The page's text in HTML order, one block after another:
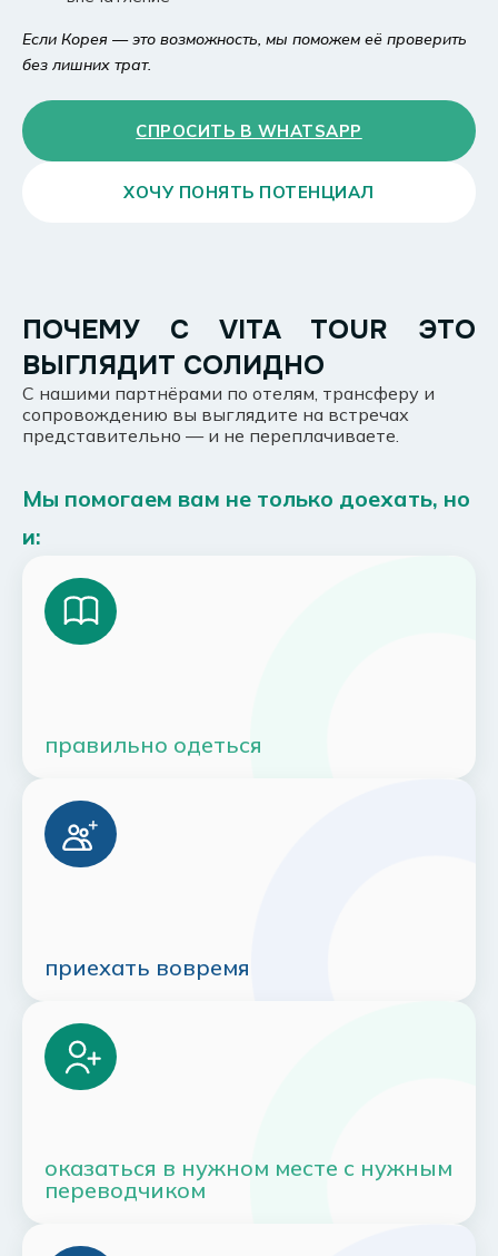
Если Корея — это возможность, мы поможем её проверить
без лишних трат.
СПРОСИТЬ В WHATSAPP
ХОЧУ ПОНЯТЬ ПОТЕНЦИАЛ
ПОЧЕМУ С VITA TOUR ЭТО
ВЫГЛЯДИТ СОЛИДНО
С нашими партнёрами по отелям, трансферу и
сопровождению вы выглядите на встречах
представительно — и не переплачиваете.
Мы помогаем вам не только доехать, но
и:
правильно одеться
приехать вовремя
оказаться в нужном месте с нужным
переводчиком